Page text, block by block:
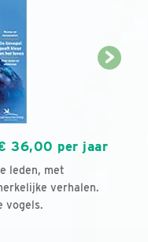
36,00 per jaar
leden, met
verhalen.
vogels.